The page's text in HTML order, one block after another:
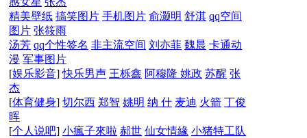
精美壁纸 搞笑图片 手机图片 俞灏明 舒淇 qq空间
图片 张筱雨
汤芳 qq个性签名 非主流空间 刘亦菲 魏晨 卡通动
漫 军事图片
[娱乐影音]快乐男声 王栎鑫 阿穆隆 姚政 苏醒 张
杰
[体育健身] 切尔西 郑智 姚明 纳 什 麦迪 火箭 丁俊
晖
[个人说吧] 小瘋子來啦 郝世 仙女情緣 小猪特工队